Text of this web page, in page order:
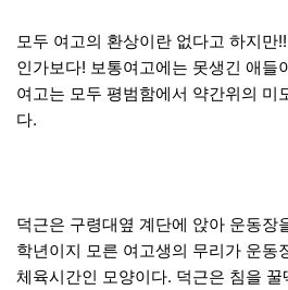
모두 여고의 환상이란 없다고 하지만
인가보다! 보통여고에는 못생긴 애들
여고는 모두 평범함에서 약간위의 미
다.
덕근은 구령대옆 계단에 앉아 운동장
학년이지 모른 여고생의 무리가 운동
체육시간인 모양이다. 덕근은 침을